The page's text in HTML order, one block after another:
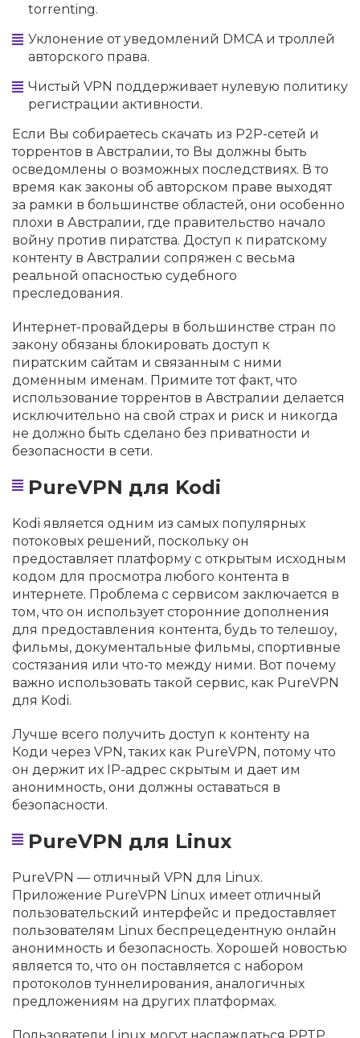
torrenting.
Уклонение от уведомлений DMCA и троллей
авторского права.
Чистый VPN поддерживает нулевую политику
регистрации активности.
Если Вы собираетесь скачать из P2P-сетей и
торрентов в Австралии, то Вы должны быть
осведомлены о возможных последствиях. В то
время как законы об авторском праве выходят
за рамки в большинстве областей, они особенно
плохи в Австралии, где правительство начало
войну против пиратства. Доступ к пиратскому
контенту в Австралии сопряжен с весьма
реальной опасностью судебного
преследования.
Интернет-провайдеры в большинстве стран по
закону обязаны блокировать доступ к
пиратским сайтам и связанным с ними
доменным именам. Примите тот факт, что
использование торрентов в Австралии делается
исключительно на свой страх и риск и никогда
не должно быть сделано без приватности и
безопасности в сети.
PureVPN для Kodi
Kodi является одним из самых популярных
потоковых решений, поскольку он
предоставляет платформу с открытым исходным
кодом для просмотра любого контента в
интернете. Проблема с сервисом заключается в
том, что он использует сторонние дополнения
для предоставления контента, будь то телешоу,
фильмы, документальные фильмы, спортивные
состязания или что-то между ними. Вот почему
важно использовать такой сервис, как PureVPN
для Kodi.
Лучше всего получить доступ к контенту на
Коди через VPN, таких как PureVPN, потому что
он держит их IP-адрес скрытым и дает им
анонимность, они должны оставаться в
безопасности.
PureVPN для Linux
PureVPN — отличный VPN для Linux.
Приложение PureVPN Linux имеет отличный
пользовательский интерфейс и предоставляет
пользователям Linux беспрецедентную онлайн
анонимность и безопасность. Хорошей новостью
является то, что он поставляется с набором
протоколов туннелирования, аналогичных
предложениям на других платформах.
Пользователи Linux могут наслаждаться PPTP,